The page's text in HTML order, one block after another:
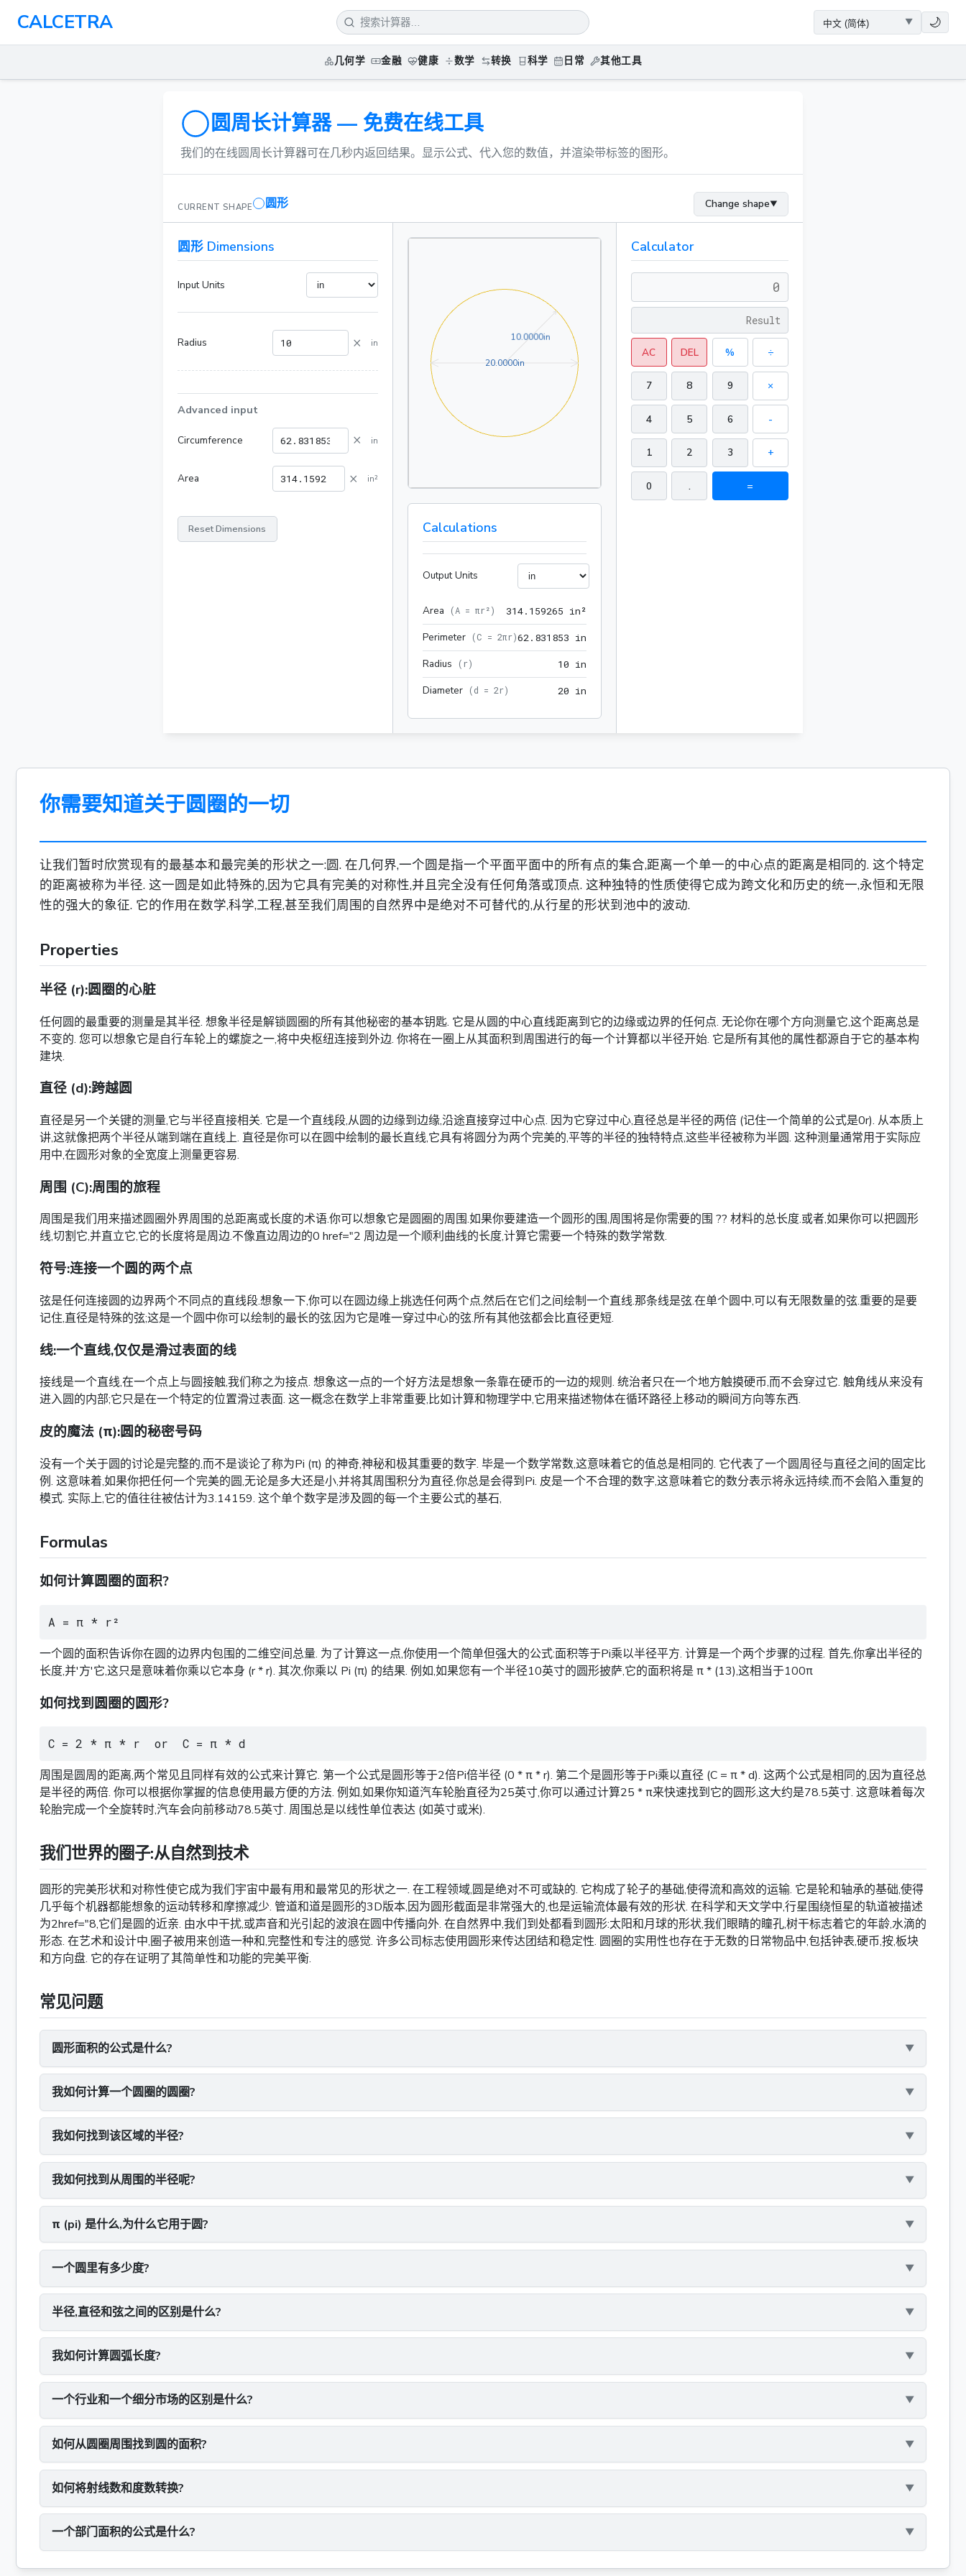
CALCETRA 🌙
几何学 金融 健康 数学 转换 科学 日常 其他工具
圆周长计算器 — 免费在线工具
我们的在线圆周长计算器可在几秒内返回结果。显示公式、代入您的数值，并渲染带标签的图形。
CURRENT SHAPE 圆形 Change shape▼
圆形 Dimensions
Input Units
Radius × in
Advanced input
Circumference × in
Area × in²
Reset Dimensions
10.0000in10.0000in
20.0000in20.0000in
Calculations
Output Units
Area (A = πr²) 314. 1 59265 in²
Perimeter (C = 2πr)62. 831 853 in
Radius ( r) 10 in
Diameter (d = 2r) 20 in
Calculator
AC DEL % ÷
7 8 9 ×
4 5 6 -
1 2 3 +
0 . =
你需要知道关于圆圈的一切
让我们暂时欣赏现有的最基本和最完美的形状之一:圆. 在几何界,一个圆是指一个平面平面中的所有点的集合,距离一个单一的中心点的距离是相同的. 这个特定
的距离被称为半径. 这一圆是如此特殊的,因为它具有完美的对称性,并且完全没有任何角落或顶点. 这种独特的性质使得它成为跨文化和历史的统一,永恒和无限
性的强大的象征. 它的作用在数学,科学,工程,甚至我们周围的自然界中是绝对不可替代的,从行星的形状到池中的波动.
Properties
半径 (r):圆圈的心脏
任何圆的最重要的测量是其半径. 想象半径是解锁圆圈的所有其他秘密的基本钥匙. 它是从圆的中心直线距离到它的边缘或边界的任何点. 无论你在哪个方向测量它,这个距离总是
不变的. 您可以想象它是自行车轮上的螺旋之一,将中央枢纽连接到外边. 你将在一圈上从其面积到周围进行的每一个计算都以半径开始. 它是所有其他的属性都源自于它的基本构
建块.
直径 (d):跨越圆
直径是另一个关键的测量,它与半径直接相关. 它是一个直线段,从圆的边缘到边缘,沿途直接穿过中心点. 因为它穿过中心,直径总是半径的两倍 (记住一个简单的公式是0r). 从本质上
讲,这就像把两个半径从端到端在直线上. 直径是你可以在圆中绘制的最长直线,它具有将圆分为两个完美的,平等的半径的独特特点,这些半径被称为半圆. 这种测量通常用于实际应
用中,在圆形对象的全宽度上测量更容易.
周围 (C):周围的旅程
周围是我们用来描述圆圈外界周围的总距离或长度的术语.你可以想象它是圆圈的周围.如果你要建造一个圆形的围,周围将是你需要的围 ?? 材料的总长度.或者,如果你可以把圆形
线,切割它,并直立它,它的长度将是周边.不像直边周边的0 href="2 周边是一个顺利曲线的长度,计算它需要一个特殊的数学常数.
符号:连接一个圆的两个点
弦是任何连接圆的边界两个不同点的直线段.想象一下,你可以在圆边缘上挑选任何两个点,然后在它们之间绘制一个直线.那条线是弦.在单个圆中,可以有无限数量的弦.重要的是要
记住,直径是特殊的弦;这是一个圆中你可以绘制的最长的弦,因为它是唯一穿过中心的弦.所有其他弦都会比直径更短.
线:一个直线,仅仅是滑过表面的线
接线是一个直线,在一个点上与圆接触,我们称之为接点. 想象这一点的一个好方法是想象一条靠在硬币的一边的规则. 统治者只在一个地方触摸硬币,而不会穿过它. 触角线从来没有
进入圆的内部;它只是在一个特定的位置滑过表面. 这一概念在数学上非常重要,比如计算和物理学中,它用来描述物体在循环路径上移动的瞬间方向等东西.
皮的魔法 (π):圆的秘密号码
没有一个关于圆的讨论是完整的,而不是谈论了称为Pi (π) 的神奇,神秘和极其重要的数字. 毕是一个数学常数,这意味着它的值总是相同的. 它代表了一个圆周径与直径之间的固定比
例. 这意味着,如果你把任何一个完美的圆,无论是多大还是小,并将其周围积分为直径,你总是会得到Pi. 皮是一个不合理的数字,这意味着它的数分表示将永远持续,而不会陷入重复的
模式. 实际上,它的值往往被估计为3.14159. 这个单个数字是涉及圆的每一个主要公式的基石,
Formulas
如何计算圆圈的面积?
A = π * r²
一个圆的面积告诉你在圆的边界内包围的二维空间总量. 为了计算这一点,你使用一个简单但强大的公式:面积等于Pi乘以半径平方. 计算是一个两个步骤的过程. 首先,你拿出半径的
长度,并'方'它,这只是意味着你乘以它本身 (r * r). 其次,你乘以 Pi (π) 的结果. 例如,如果您有一个半径10英寸的圆形披萨,它的面积将是 π * (13),这相当于100π
如何找到圆圈的圆形?
C = 2 * π * r  or  C = π * d
周围是圆周的距离,两个常见且同样有效的公式来计算它. 第一个公式是圆形等于2倍Pi倍半径 (0 * π * r). 第二个是圆形等于Pi乘以直径 (C = π * d). 这两个公式是相同的,因为直径总
是半径的两倍. 你可以根据你掌握的信息使用最方便的方法. 例如,如果你知道汽车轮胎直径为25英寸,你可以通过计算25 * π来快速找到它的圆形,这大约是78.5英寸. 这意味着每次
轮胎完成一个全旋转时,汽车会向前移动78.5英寸. 周围总是以线性单位表达 (如英寸或米).
我们世界的圈子:从自然到技术
圆形的完美形状和对称性使它成为我们宇宙中最有用和最常见的形状之一. 在工程领域,圆是绝对不可或缺的. 它构成了轮子的基础,使得流和高效的运输. 它是轮和轴承的基础,使得
几乎每个机器都能想象的运动转移和摩擦减少. 管道和道是圆形的3D版本,因为圆形截面是非常强大的,也是运输流体最有效的形状. 在科学和天文学中,行星围绕恒星的轨道被描述
为2href="8,它们是圆的近亲. 由水中干扰,或声音和光引起的波浪在圆中传播向外. 在自然界中,我们到处都看到圆形:太阳和月球的形状,我们眼睛的瞳孔,树干标志着它的年龄,水滴的
形态. 在艺术和设计中,圈子被用来创造一种和,完整性和专注的感觉. 许多公司标志使用圆形来传达团结和稳定性. 圆圈的实用性也存在于无数的日常物品中,包括钟表,硬币,按,板块
和方向盘. 它的存在证明了其简单性和功能的完美平衡.
常见问题
圆形面积的公式是什么?
我如何计算一个圆圈的圆圈?
我如何找到该区域的半径?
我如何找到从周围的半径呢?
π (pi) 是什么,为什么它用于圆?
一个圆里有多少度?
半径,直径和弦之间的区别是什么?
我如何计算圆弧长度?
一个行业和一个细分市场的区别是什么?
如何从圆圈周围找到圆的面积?
如何将射线数和度数转换?
一个部门面积的公式是什么?